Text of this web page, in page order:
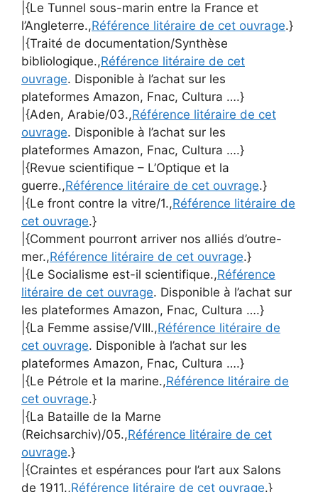
|{Le Tunnel sous-marin entre la France et
l’Angleterre.,Référence litéraire de cet ouvrage.}
|{Traité de documentation/Synthèse
bibliologique.,Référence litéraire de cet
ouvrage. Disponible à l’achat sur les
plateformes Amazon, Fnac, Cultura ….}
|{Aden, Arabie/03.,Référence litéraire de cet
ouvrage. Disponible à l’achat sur les
plateformes Amazon, Fnac, Cultura ….}
|{Revue scientifique – L’Optique et la
guerre.,Référence litéraire de cet ouvrage.}
|{Le front contre la vitre/1.,Référence litéraire de
cet ouvrage.}
|{Comment pourront arriver nos alliés d’outre-
mer.,Référence litéraire de cet ouvrage.}
|{Le Socialisme est-il scientifique.,Référence
litéraire de cet ouvrage. Disponible à l’achat sur
les plateformes Amazon, Fnac, Cultura ….}
|{La Femme assise/VIII.,Référence litéraire de
cet ouvrage. Disponible à l’achat sur les
plateformes Amazon, Fnac, Cultura ….}
|{Le Pétrole et la marine.,Référence litéraire de
cet ouvrage.}
|{La Bataille de la Marne
(Reichsarchiv)/05.,Référence litéraire de cet
ouvrage.}
|{Craintes et espérances pour l’art aux Salons
de 1911.,Référence litéraire de cet ouvrage.}